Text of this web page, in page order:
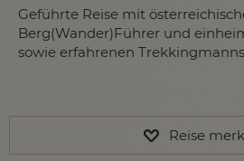
Geführte Reise mit
Berg(Wander)Führer und
sowie erfahrenen
Reise